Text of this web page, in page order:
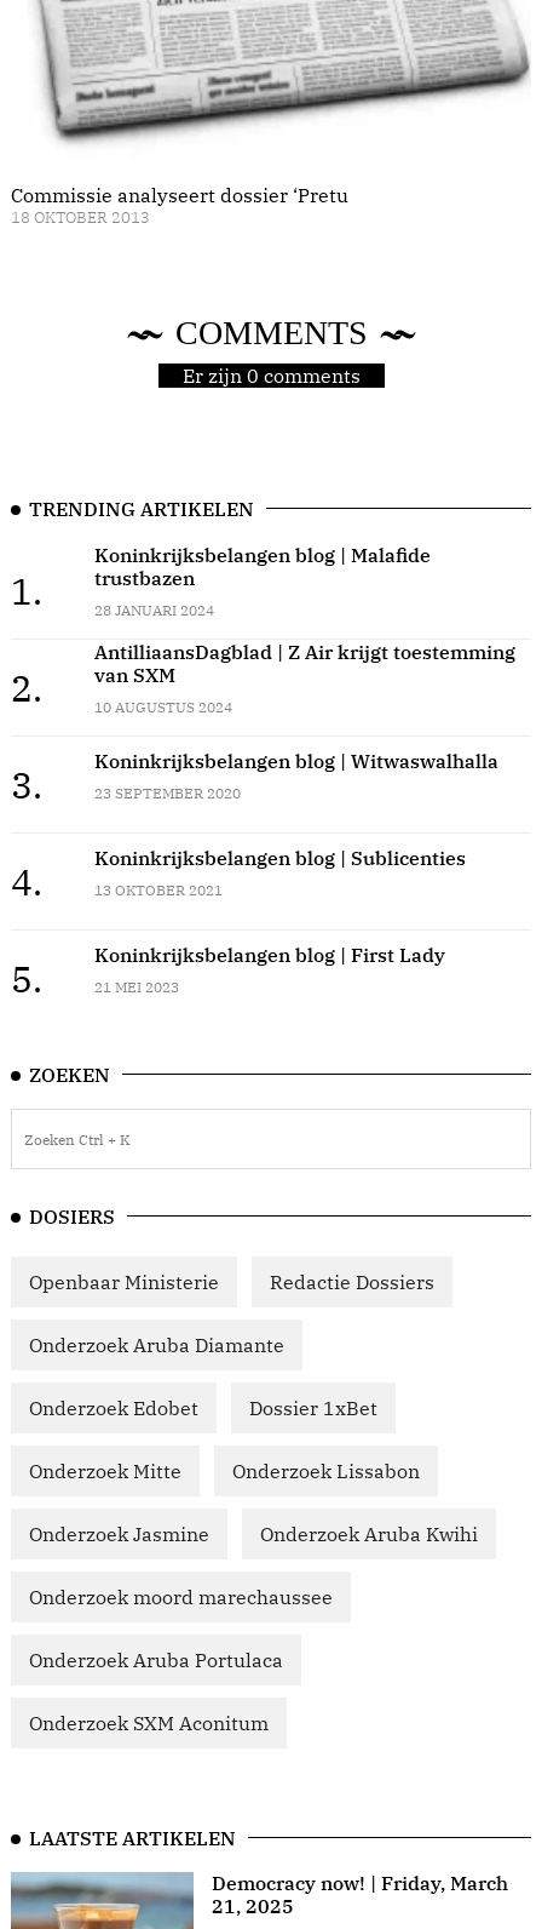
Commissie analyseert dossier ‘Pretu
18 OKTOBER 2013
COMMENTS
Er zijn 0 comments
TRENDING ARTIKELEN
1.
Koninkrijksbelangen blog | Malafide
trustbazen
28 JANUARI 2024
2.
AntilliaansDagblad | Z Air krijgt toestemming
van SXM
10 AUGUSTUS 2024
3.
Koninkrijksbelangen blog | Witwaswalhalla
23 SEPTEMBER 2020
4.
Koninkrijksbelangen blog | Sublicenties
13 OKTOBER 2021
5.
Koninkrijksbelangen blog | First Lady
21 MEI 2023
ZOEKEN
DOSIERS
Openbaar Ministerie Redactie Dossiers
Onderzoek Aruba Diamante
Onderzoek Edobet Dossier 1xBet
Onderzoek Mitte Onderzoek Lissabon
Onderzoek Jasmine Onderzoek Aruba Kwihi
Onderzoek moord marechaussee
Onderzoek Aruba Portulaca
Onderzoek SXM Aconitum
LAATSTE ARTIKELEN
Democracy now! | Friday, March
21, 2025